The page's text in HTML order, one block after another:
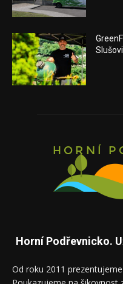
Horní Podřevnicko.
Od roku 2011